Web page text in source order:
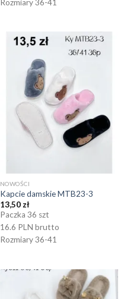
Rozmiary 36-41
NOWOŚCI
Kapcie damskie MTB23-3
13,50zł
Paczka 36 szt
16.6 PLN brutto
Rozmiary 36-41